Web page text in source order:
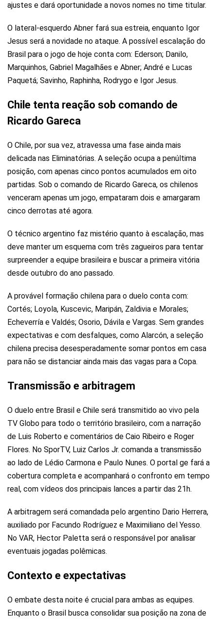
ajustes e dará oportunidade a novos nomes no time titular.
O lateral-esquerdo Abner fará sua estreia, enquanto Igor
Jesus será a novidade no ataque. A possível escalação do
Brasil para o jogo de hoje conta com: Ederson; Danilo,
Marquinhos, Gabriel Magalhães e Abner; André e Lucas
Paquetá; Savinho, Raphinha, Rodrygo e Igor Jesus.
Chile tenta reação sob comando de
Ricardo Gareca
O Chile, por sua vez, atravessa uma fase ainda mais
delicada nas Eliminatórias. A seleção ocupa a penúltima
posição, com apenas cinco pontos acumulados em oito
partidas. Sob o comando de Ricardo Gareca, os chilenos
venceram apenas um jogo, empataram dois e amargaram
cinco derrotas até agora.
O técnico argentino faz mistério quanto à escalação, mas
deve manter um esquema com três zagueiros para tentar
surpreender a equipe brasileira e buscar a primeira vitória
desde outubro do ano passado.
A provável formação chilena para o duelo conta com:
Cortés; Loyola, Kuscevic, Maripán, Zaldivia e Morales;
Echeverría e Valdés; Osorio, Dávila e Vargas. Sem grandes
expectativas e com desfalques, como Alarcón, a seleção
chilena precisa desesperadamente somar pontos em casa
para não se distanciar ainda mais das vagas para a Copa.
Transmissão e arbitragem
O duelo entre Brasil e Chile será transmitido ao vivo pela
TV Globo para todo o território brasileiro, com a narração
de Luis Roberto e comentários de Caio Ribeiro e Roger
Flores. No SporTV, Luiz Carlos Jr. comanda a transmissão
ao lado de Lédio Carmona e Paulo Nunes. O portal ge fará a
cobertura completa e acompanhará o confronto em tempo
real, com vídeos dos principais lances a partir das 21h.
A arbitragem será comandada pelo argentino Dario Herrera,
auxiliado por Facundo Rodríguez e Maximiliano del Yesso.
No VAR, Hector Paletta será o responsável por analisar
eventuais jogadas polêmicas.
Contexto e expectativas
O embate desta noite é crucial para ambas as equipes.
Enquanto o Brasil busca consolidar sua posição na zona de